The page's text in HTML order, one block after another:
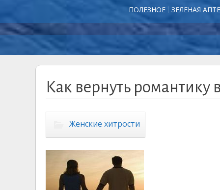
ПОЛЕЗНОЕ ЗЕЛЕНАЯ
Как вернуть
Женские хитрости